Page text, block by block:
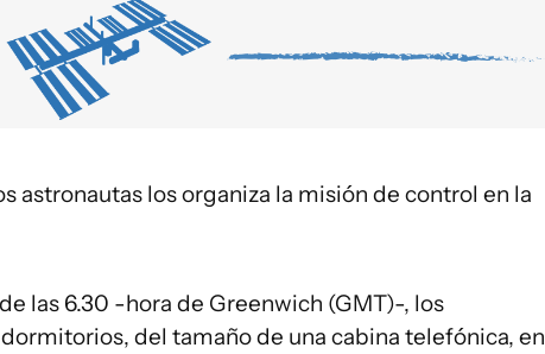
astronautas los organiza la misión de control en la
las 6.30 -hora de Greenwich (GMT)-, los
del tamaño de una cabina telefónica, en